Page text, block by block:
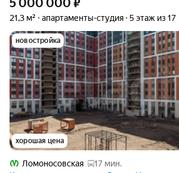
5 000 000 ₽
21,3 м² апартаменты-студия 5 этаж из 17
новостройка
хорошая цена
Ломоносовская
17 мин.